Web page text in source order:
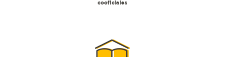
cooficiales